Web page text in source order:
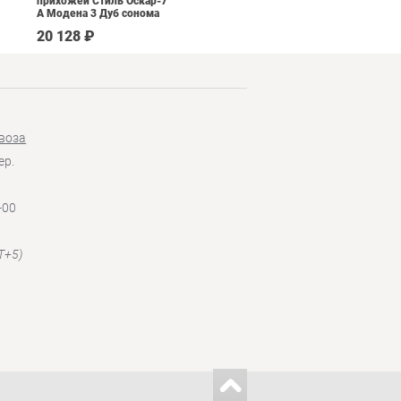
А Модена 3 Дуб сонома
20 128 ₽